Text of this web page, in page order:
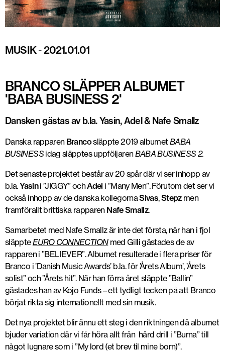
MUSIK-2021.01.01
BRANCO SLÄPPER ALBUMET
'BABA BUSINESS 2'
Dansken gästas av b.la. Yasin, Adel & Nafe Smallz
Danska rapparen Brancosläppte 2019 albumet BABA
BUSINESS idag släpptes uppföljarenBABA BUSINESS 2.
Det senaste projektet består av 20 spår där vi ser inhopp av
b.la.Yasini ”JIGGY” ochAdel i ”Many Men”. Förutom det ser vi
också inhopp av de danska kollegornaSivas,Stepzmen
framförallt brittiska rapparen Nafe Smallz.
Samarbetet med Nafe Smallz är inte det första, när han i fjol
släppteEURO CONNECTION med Gilli gästades de av
rapparen i ”BELIEVER”. Albumet resulterade i flera priser för
Branco i ’Danish Music Awards’ b.la. för ’Årets Album’, ’Årets
solist” och ”Årets hit”. När han förra året släppte ”Ballin”
gästades han av Kojo Funds – ett tydligt tecken på att Branco
börjat rikta sig internationellt med sin musik.
Det nya projektet blir ännu ett steg i den riktningen då albumet
bjuder variation där vi får höra allt från hård drill i ”Burna” till
något lugnare som i ”My lord (et brev til mine born)”.